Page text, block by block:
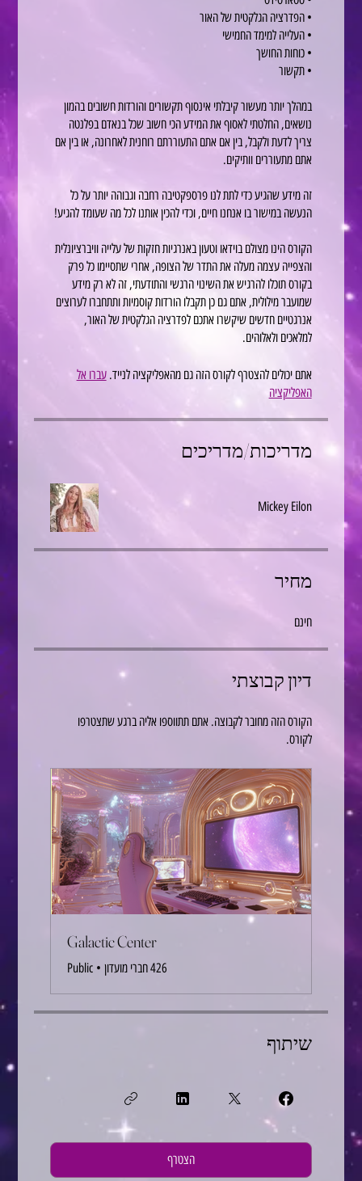
במהלך יותר מעשור קיבלתי אינסוף תקשורים והורדות חשובים בהמון
נושאים, החלטתי לאסוף את המידע הכי חשוב שכל בנאדם בפלנטה
צריך לדעת ולקבל, בין אם אתם התעוררתם רוחנית לאחרונה, או בין אם
זה מידע שהגיע כדי לתת לנו פרספקטיבה רחבה וגבוהה יותר על כל
הקורס הינו מצולם בוידאו וטעון באנרגיות חזקות של עלייה וויברציונלית
והצפייה עצמה מעלה את התדר של הצופה, אחרי שתסיימו כל פרק
בקורס תוכלו להרגיש את השינוי הרגשי והתודעתי, זה לא רק מידע
שמועבר מילולית, אתם גם כן תקבלו הורדות קוסמיות ותתחברו לערוצים
אנרגטיים חדשים שיקשרו אתכם לפדרציה הגלקטית של האור,
למלאכים ולאלוהים.
אתם יכולים להצטרף לקורס הזה גם מהאפליקציה לנייד. עברו אל
האפליקציה
מדריכות/מדריכים
Mickey Eilon
מחיר
חינם
דיון קבוצתי
הקורס הזה מחובר לקבוצה. אתם תתווספו אליה ברגע שתצטרפו
לקורס.
Galactic Center
Public • 426 חברי מועדון
שיתוף
הצטרף